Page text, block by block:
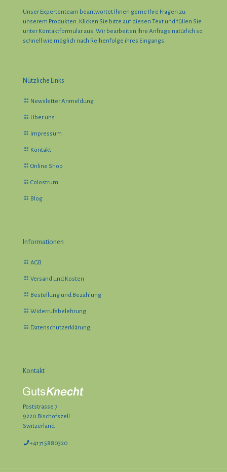
Unser Expertenteam beantwortet Ihnen gerne Ihre Fragen zu
unserem Produkten. Klicken Sie bıtte auf diesen Text und füllen Sie
unter Kontaktformular aus. Wir bearbeiten Ihre Anfrage natürlich so
schnell wie möglich nach Reihenfolge ihres Eingangs.
Nützliche Links
Newsletter Anmeldung
Über uns
Impressum
Kontakt
Online Shop
Colostrum
Blog
Informationen
AGB
Versand und Kosten
Bestellung und Bezahlung
Widerrufsbelehrung
Datenschutzerklärung
Kontakt
Poststrasse 7
9220 Bischofszell
Switzerland
+41715880320